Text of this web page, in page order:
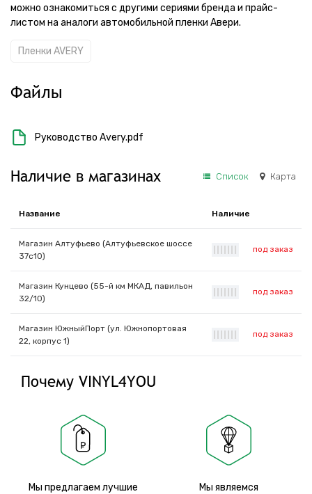
можно ознакомиться с другими сериями бренда и прайс-
листом на аналоги автомобильной пленки Авери.
Пленки AVERY
Файлы
Руководство Avery.pdf
Наличие в магазинах Список Карта
Название Наличие
Магазин Алтуфьево (Алтуфьевское шоссе
37с10)
под заказ
Магазин Кунцево (55-й км МКАД, павильон
32/10)
под заказ
Магазин ЮжныйПорт (ул. Южнопортовая
22, корпус 1)
под заказ
Почему VINYL4YOU
Мы предлагаем лучшие
Мы являемся